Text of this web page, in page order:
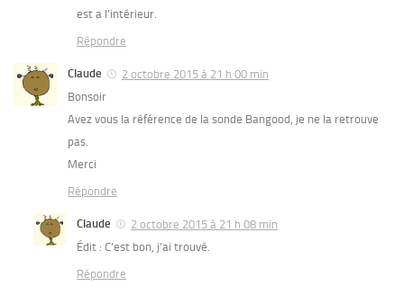
est a l’intérieur.
Répondre
Claude
2 octobre 2015 à 21 h 00 min
Bonsoir
Avez vous la référence de la sonde Bangood, je ne la retrouve
pas.
Merci
Répondre
Claude
2 octobre 2015 à 21 h 08 min
Édit : C’est bon, j’ai trouvé.
Répondre